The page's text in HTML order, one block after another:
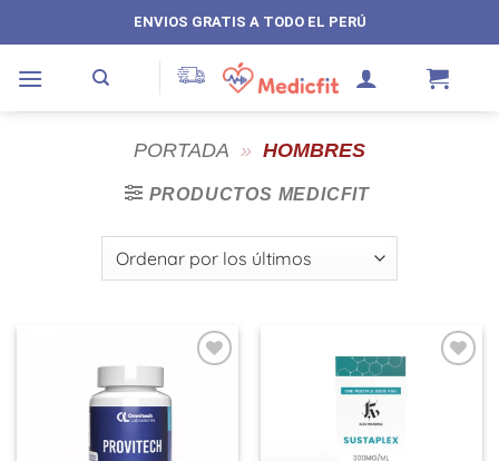
al
contenido
ENVIOS GRATIS A TODO EL PERÚ
PORTADA » HOMBRES
PRODUCTOS MEDICFIT